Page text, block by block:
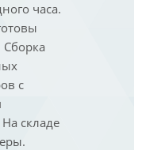
часа.
с
складе